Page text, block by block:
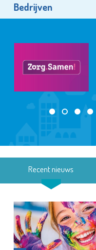
Bedrijven
Recent nieuws